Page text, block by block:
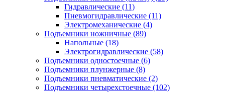
Гидравлические (11)
Пневмогидравлические (11)
Электромеханические (4)
Подъемники ножничные (89)
Напольные (18)
Электрогидравлические (58)
Подъемники одностоечные (6)
Подъемники плунжерные (8)
Подъемники пневматические (2)
Подъемники четырехстоечные (102)